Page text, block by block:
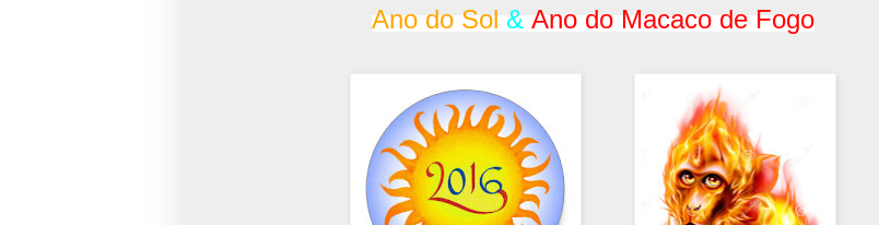
Ano do Sol & Ano do Macaco de Fogo